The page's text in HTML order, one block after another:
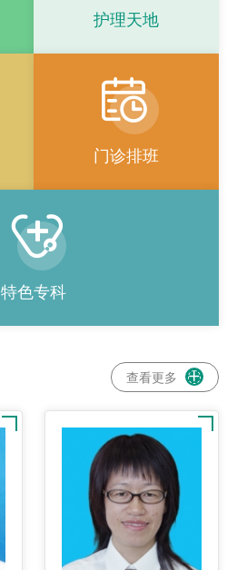
护理天地

门诊排班

特色专科
查看更多 